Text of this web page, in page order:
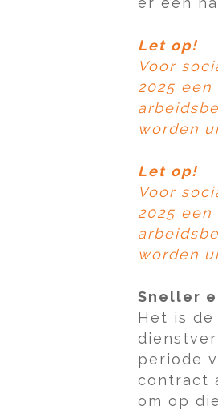
Let op!
Voor
2025
worden
Let op!
Voor
2025
worden
Sneller
Het is
periode
contract
om op